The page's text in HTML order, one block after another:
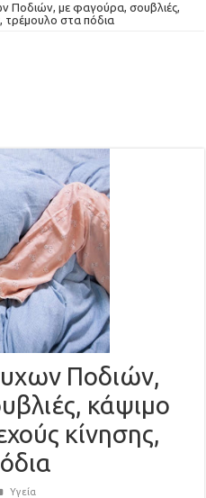
Ποδιών, με φαγούρα, σουβλιές,
τρέμουλο στα πόδια
Ποδιών,
κάψιμο
κίνησης,
Υγεία